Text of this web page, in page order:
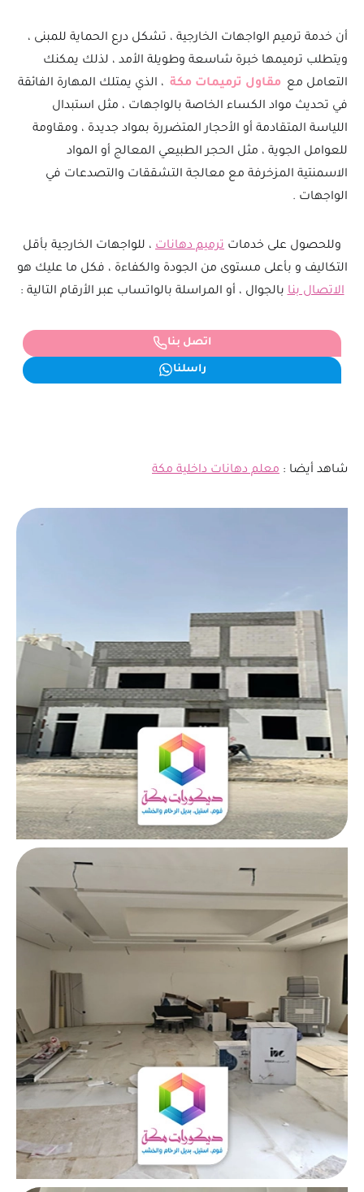
أن خدمة ترميم الواجهات الخارجية ، تشكل درع الحماية للمبنى ،
ويتطلب ترميمها خبرة شاسعة وطويلة الأمد ، لذلك يمكنك
التعامل مع مقاول ترميمات مكة ، الذي يمتلك المهارة الفائقة
في تحديث مواد الكساء الخاصة بالواجهات ، مثل استبدال
اللياسة المتقادمة أو الأحجار المتضررة بمواد جديدة ، ومقاومة
للعوامل الجوية ، مثل الحجر الطبيعي المعالج أو المواد
الاسمنتية المزخرفة مع معالجة التشققات والتصدعات في
الواجهات .
وللحصول على خدمات ترميم دهانات ، للواجهات الخارجية بأقل
التكاليف و بأعلى مستوى من الجودة والكفاءة ، فكل ما عليك هو
الاتصال بنابالجوال ، أو المراسلة بالواتساب عبر الأرقام التالية :
اتصل بنا
راسلنا
شاهد أيضا : معلم دهانات داخلية مكة